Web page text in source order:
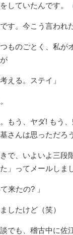
していたんです。
す。今こう言われ
ものごとく、私
える。ステイ」
。もう、ヤダ! もう
さんは思っただろ
で、いよいよ三
」ってメールしま
来たの? 」
したけど（笑）
でも、稽古中に佐